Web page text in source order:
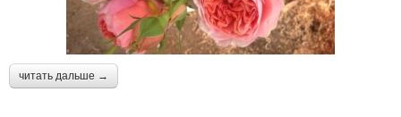
читать дальше →